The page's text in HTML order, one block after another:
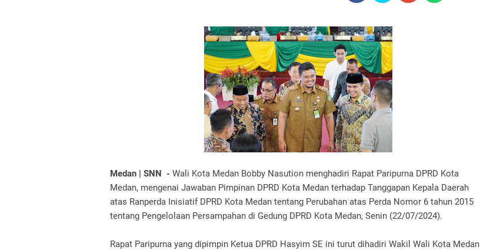
Medan | SNN - Wali Kota Medan Bobby Nasution menghadiri Rapat Paripurna DPRD Kota
Medan, mengenai Jawaban Pimpinan DPRD Kota Medan terhadap Tanggapan Kepala Daerah
atas Ranperda Inisiatif DPRD Kota Medan tentang Perubahan atas Perda Nomor 6 tahun 2015
tentang Pengelolaan Persampahan di Gedung DPRD Kota Medan, Senin (22/07/2024).
Rapat Paripurna yang dipimpin Ketua DPRD Hasyim SE ini turut dihadiri Wakil Wali Kota Medan